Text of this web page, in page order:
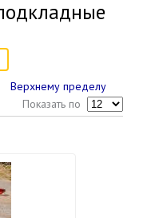
Верхнему пределу
Показать по